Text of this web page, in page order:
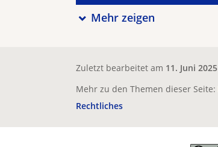
Mehr zeigen
Zuletzt bearbeitet am 11. Juni 2025
Mehr zu den Themen dieser Seite:
Rechtliches